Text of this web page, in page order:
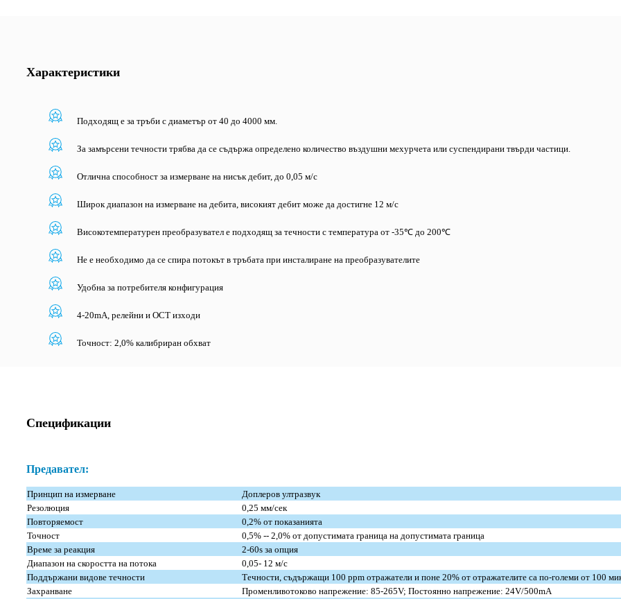
Характеристики
Подходящ е за тръби с диаметър от 40 до 4000 мм.
За замърсени течности трябва да се съдържа определено количество въздушни мехурчета или суспендирани твърди частици.
Отлична способност за измерване на нисък дебит, до 0,05 м/с
Широк диапазон на измерване на дебита, високият дебит може да достигне 12 м/с
Високотемпературен преобразувател е подходящ за течности с температура от -35℃ до 200℃
Не е необходимо да се спира потокът в тръбата при инсталиране на преобразувателите
Удобна за потребителя конфигурация
4-20mA, релейни и OCT изходи
Точност: 2,0% калибриран обхват
Спецификации
Предавател:
Принцип на измерване
Доплеров ултразвук
Резолюция
0,25 мм/сек
Повторяемост
0,2% от показанията
Точност
0,5% -- 2,0% от допустимата граница на допустимата граница
Време за реакция
2-60s за опция
Диапазон на скоростта на потока
0,05- 12 м/с
Поддържани видове течности
Течности, съдържащи 100 ppm отражатели и поне 20% от отражателите са по-големи от 100
Захранване
Променливотоково напрежение: 85-265V; Постоянно напрежение: 24V/500mA